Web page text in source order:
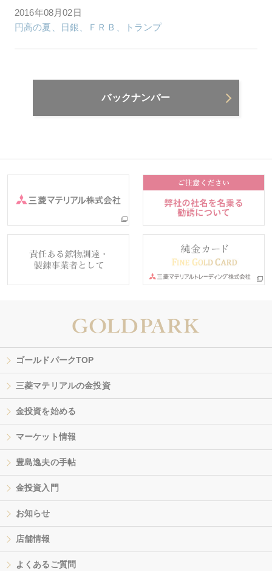
2016年08月02日
円高の夏、日銀、ＦＲＢ、トランプ
バックナンバー
ゴールドパークTOP
三菱マテリアルの金投資
金投資を始める
マーケット情報
豊島逸夫の手帖
金投資入門
お知らせ
店舗情報
よくあるご質問